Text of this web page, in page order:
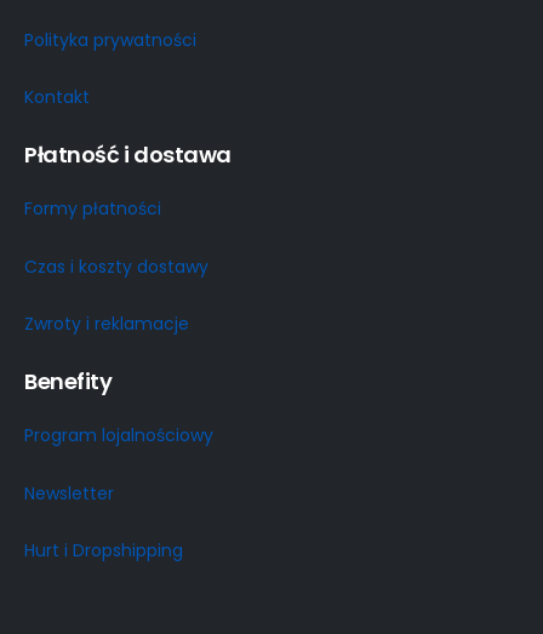
Polityka prywatności
Kontakt
Płatność i dostawa
Formy płatności
Czas i koszty dostawy
Zwroty i reklamacje
Benefity
Program lojalnościowy
Newsletter
Hurt i Dropshipping